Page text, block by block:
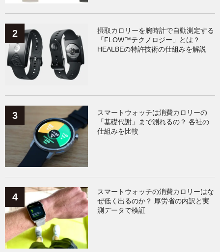
摂取カロリーを腕時計で自動測定する
「FLOW™テクノロジー」とは？
HEALBEの特許技術の仕組みを解説
スマートウォッチは消費カロリーの
「基礎代謝」まで測れるの？ 各社の
仕組みを比較
スマートウォッチの消費カロリーはな
ぜ低く出るのか？ 厚労省の内訳と実
測データで検証